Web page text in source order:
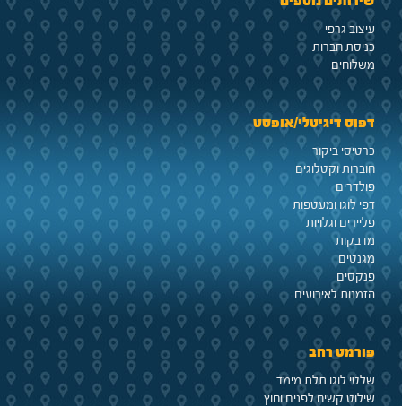
עיצוב גרפי
כניסת חברות
משלוחים
דפוס דיגיטלי/אופסט
כרטיסי ביקור
חוברות וקטלוגים
פולדרים
דפי לוגו ומעטפות
פליירים וגלויות
מדבקות
מגנטים
פנקסים
הזמנות לאירועים
פורמט רחב
שלטי לוגו תלת מימד
שילוט קשיח לפנים וחוץ